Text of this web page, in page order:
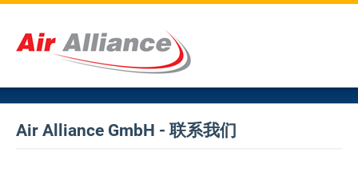
Air Alliance GmbH - 联系我们